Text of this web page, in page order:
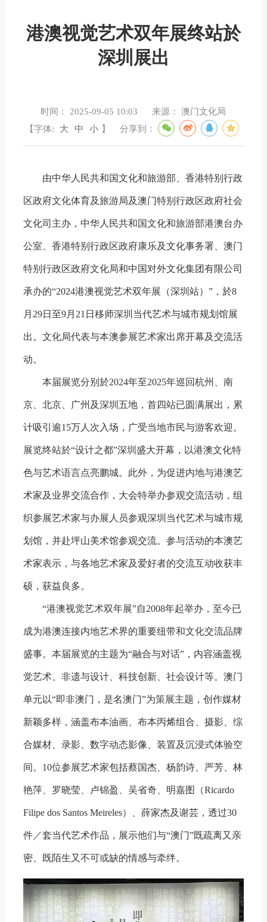
港澳视觉艺术双年展终站於
深圳展出
时间： 2025-09-05 10:03 来源：
澳门文化局
【字体:
大 中 小 】 分享到：
由中华人民共和国文化和旅游部、香港特别行政
区政府文化体育及旅游局及澳门特别行政区政府社会
文化司主办，中华人民共和国文化和旅游部港澳台办
公室、香港特别行政区政府康乐及文化事务署、澳门
特别行政区政府文化局和中国对外文化集团有限公司
承办的“2024港澳视觉艺术双年展（深圳站）”，於8
月29日至9月21日移师深圳当代艺术与城市规划馆展
出。文化局代表与本澳参展艺术家出席开幕及交流活
动。
本届展览分别於2024年至2025年巡回杭州、南
京、北京、广州及深圳五地，首四站已圆满展出，累
计吸引逾15万人次入场，广受当地市民与游客欢迎。
展览终站於“设计之都”深圳盛大开幕，以港澳文化特
色与艺术语言点亮鹏城。此外，为促进内地与港澳艺
术家及业界交流合作，大会特举办参观交流活动，组
织参展艺术家与办展人员参观深圳当代艺术与城市规
划馆，并赴坪山美术馆参观交流。参与活动的本澳艺
术家表示，与各地艺术家及爱好者的交流互动收获丰
硕，获益良多。
“港澳视觉艺术双年展”自2008年起举办，至今已
成为港澳连接内地艺术界的重要纽带和文化交流品牌
盛事。本届展览的主题为“融合与对话”，内容涵盖视
觉艺术、非遗与设计、科技创新、社会设计等。澳门
单元以“即非澳门，是名澳门”为策展主题，创作媒材
新颖多样，涵盖布本油画、布本丙烯组合、摄影、综
合媒材、录影、数字动态影像、装置及沉浸式体验空
间。10位参展艺术家包括蔡国杰、杨韵诗、严芳、林
艳萍、罗晓莹、卢锦盈、吴省奇、明嘉图（Ricardo
Filipe dos Santos Meireles）、薛家杰及谢芸，透过30
件／套当代艺术作品，展示他们与“澳门”既疏离又亲
密、既陌生又不可或缺的情感与牵绊。